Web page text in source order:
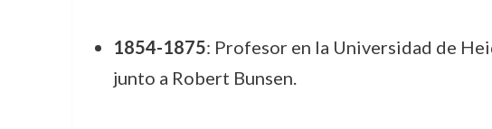
1854-1875: Profesor en la Universidad de
junto a Robert Bunsen.